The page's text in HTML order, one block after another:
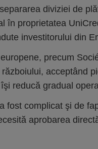
diviziei de
în proprietatea
investitorului din
precum
acceptând
reducă gradual
fost complicat şi de
aprobarea